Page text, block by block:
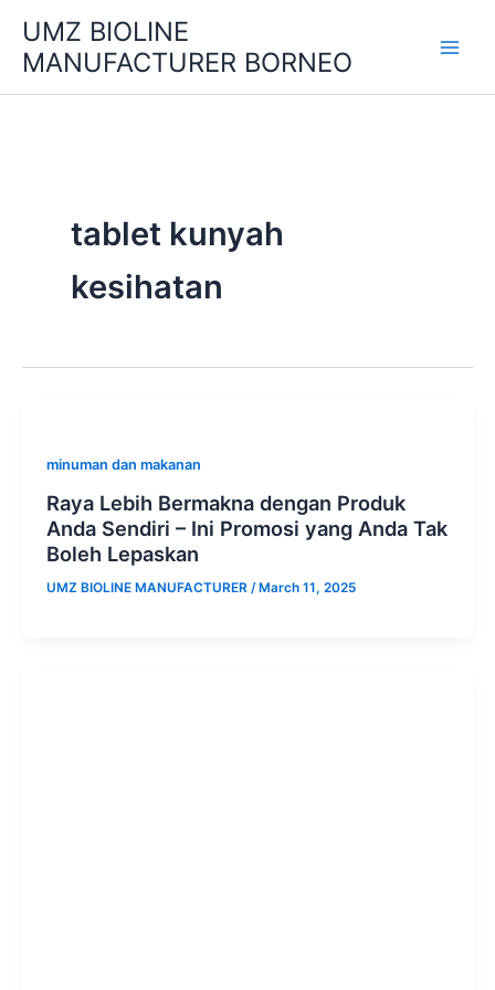
content
UMZ BIOLINE
MANUFACTURER BORNEO
tablet kunyah
kesihatan
minuman dan makanan
Raya Lebih Bermakna dengan Produk
Anda Sendiri – Ini Promosi yang Anda Tak
Boleh Lepaskan
UMZ BIOLINE MANUFACTURER /March 11, 2025